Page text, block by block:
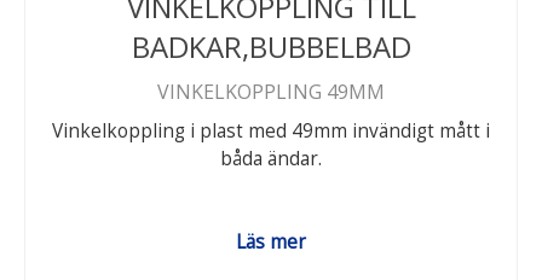
BADKAR,BUBBELBAD
VINKELKOPPLING 49MM
Vinkelkoppling i plast med 49mm invändigt mått i
båda ändar.
Läs mer